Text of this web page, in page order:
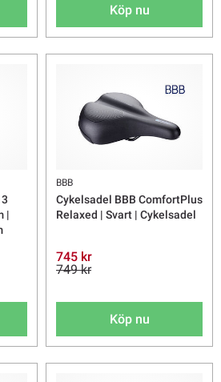
Köp nu
|
BBB
Cykelsadel BBB ComfortPlus
Relaxed | Svart | Cykelsadel
745 kr
749 kr
Köp nu